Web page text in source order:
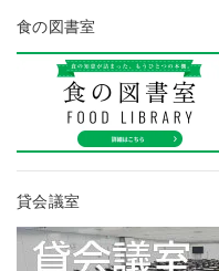
食の図書室
貸会議室